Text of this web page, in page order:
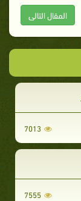
المقال التالى
7013
7555